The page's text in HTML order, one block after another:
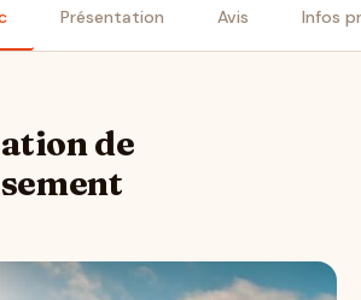
Présentation Avis Infos
de